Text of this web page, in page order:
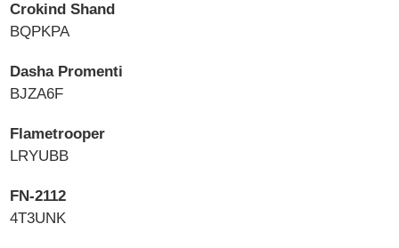
Crokind Shand
BQPKPA
Dasha Promenti
BJZA6F
Flametrooper
LRYUBB
FN-2112
4T3UNK